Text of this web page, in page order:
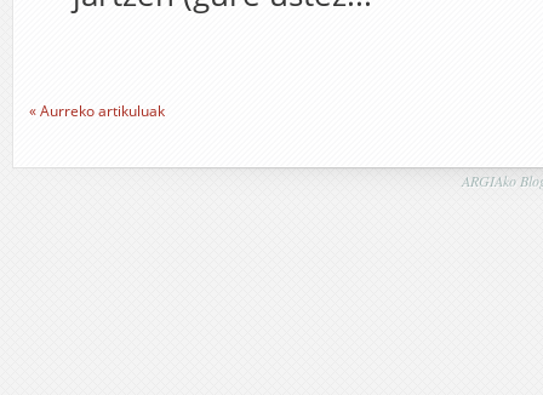
« Aurreko artikuluak
ARGIAko